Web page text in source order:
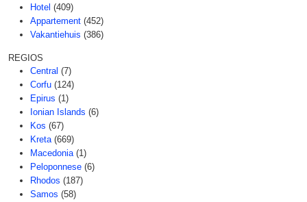
Hotel (409)
Appartement (452)
Vakantiehuis (386)
REGIOS
Central (7)
Corfu (124)
Epirus (1)
Ionian Islands (6)
Kos (67)
Kreta (669)
Macedonia (1)
Peloponnese (6)
Rhodos (187)
Samos (58)